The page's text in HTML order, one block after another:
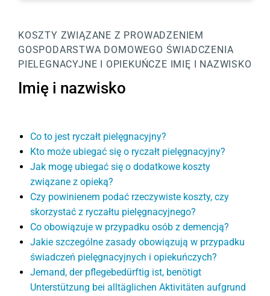
KOSZTY ZWIĄZANE Z PROWADZENIEM
GOSPODARSTWA DOMOWEGO ŚWIADCZENIA
PIELEGNACYJNE I OPIEKUŃCZE IMIĘ I NAZWISKO
Imię i nazwisko
Co to jest ryczałt pielęgnacyjny?
Kto może ubiegać się o ryczałt pielęgnacyjny?
Jak mogę ubiegać się o dodatkowe koszty
związane z opieką?
Czy powinienem podać rzeczywiste koszty, czy
skorzystać z ryczałtu pielęgnacyjnego?
Co obowiązuje w przypadku osób z demencją?
Jakie szczególne zasady obowiązują w przypadku
świadczeń pielęgnacyjnych i opiekuńczych?
Jemand, der pflegebedürftig ist, benötigt
Unterstützung bei alltäglichen Aktivitäten aufgrund